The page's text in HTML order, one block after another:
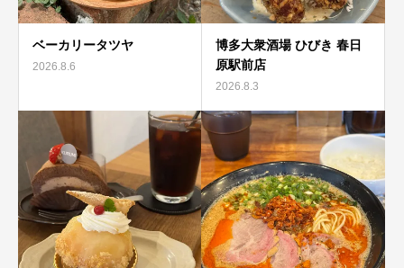
ベーカリータツヤ
2026.8.6
博多大衆酒場 ひびき 春日
原駅前店
2026.8.3